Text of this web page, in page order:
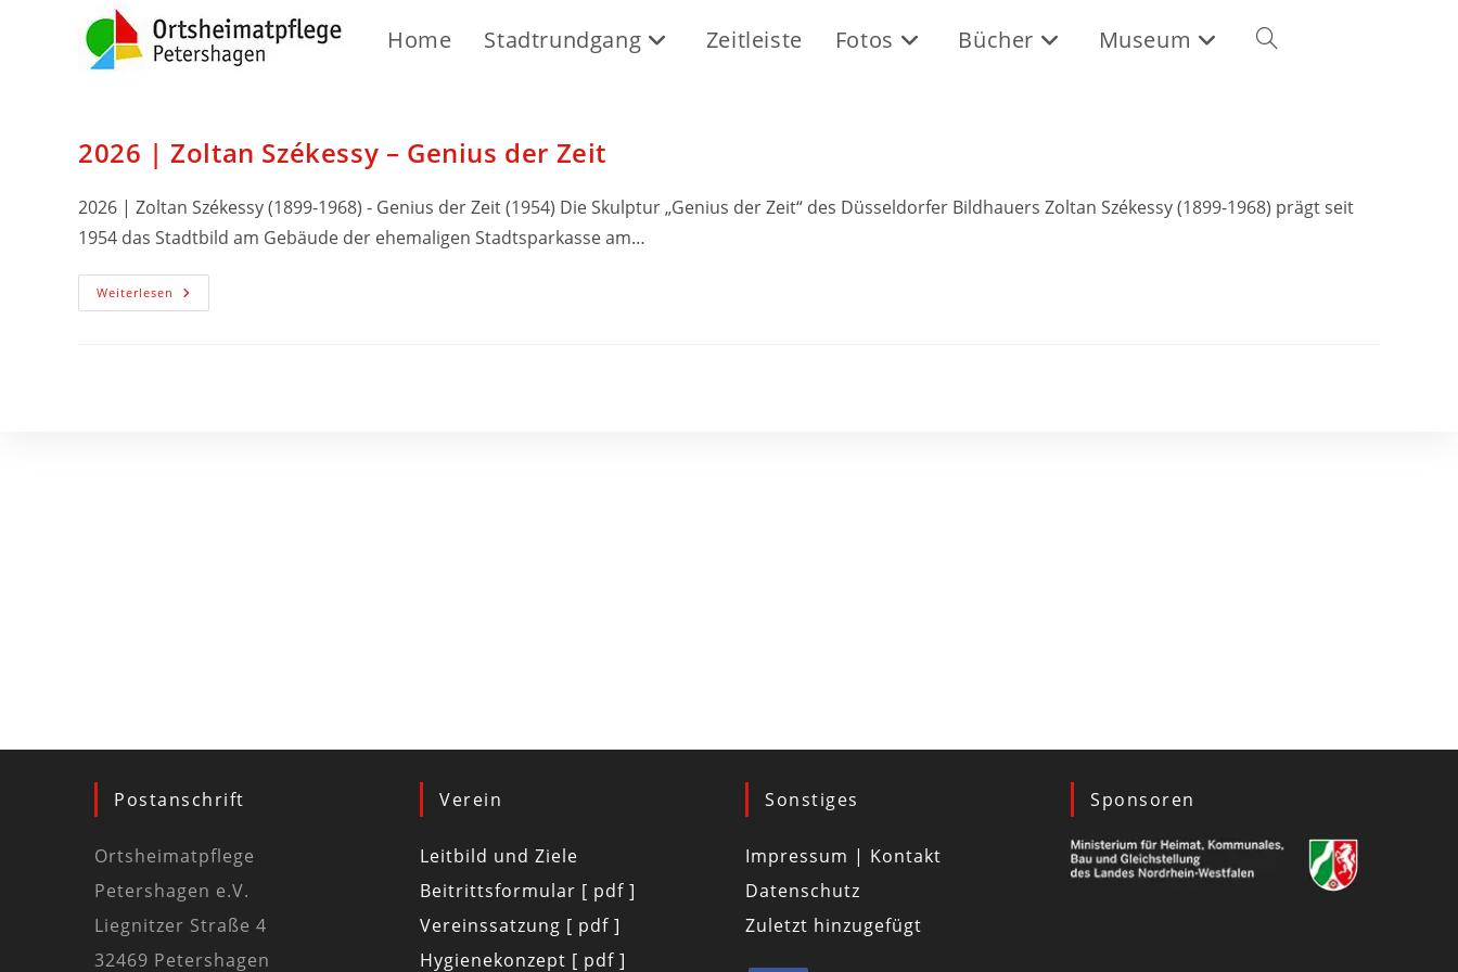
Home Stadtrundgang Zeitleiste Fotos Bücher Museum
2026 | Zoltan Székessy – Genius der Zeit
2026 | Zoltan Székessy (1899-1968) - Genius der Zeit (1954) Die Skulptur „Genius der Zeit“ des Düsseldorfer Bildhauers Zoltan Székessy (1899-1968) prägt seit
1954 das Stadtbild am Gebäude der ehemaligen Stadtsparkasse am…
Weiterlesen
Postanschrift
Ortsheimatpflege
Petershagen e.V.
Liegnitzer Straße 4
32469 Petershagen
Verein
Leitbild und Ziele
Beitrittsformular [ pdf ]
Vereinssatzung [ pdf ]
Hygienekonzept [ pdf ]
Sonstiges
Impressum | Kontakt
Datenschutz
Zuletzt hinzugefügt
Sponsoren